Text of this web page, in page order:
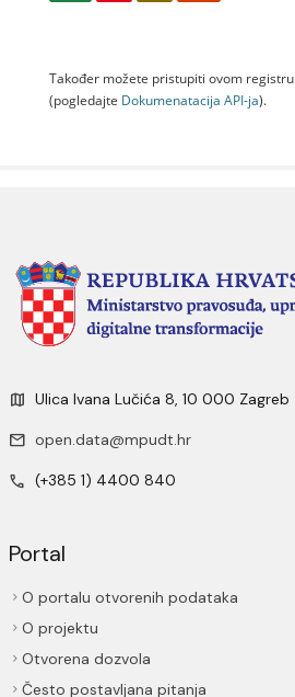
Također možete pristupiti ovom
(pogledajte Dokumenаtаcijа API-jа).